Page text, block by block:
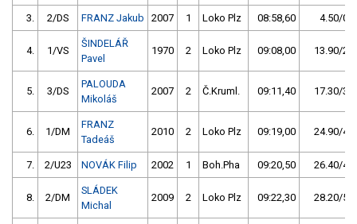
3. 2/DS FRANZ Jakub 2007 1 Loko Plz 08:58,60 4.50/0,8
4. 1/VS
ŠINDELÁŘ
Pavel
1970 2 Loko Plz 09:08,00 13.90/2,6
5. 3/DS
PALOUDA
Mikoláš
2007 2 Č.Kruml. 09:11,40 17.30/3,2
6. 1/DM
FRANZ
Tadeáš
2010 2 Loko Plz 09:19,00 24.90/4,7
7. 2/U23 NOVÁK Filip 2002 1 Boh.Pha 09:20,50 26.40/4,9
8. 2/DM
SLÁDEK
Michal
2009 2 Loko Plz 09:22,30 28.20/5,3